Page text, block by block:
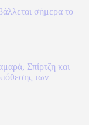
σήμερα το
Σπίρτζη και
των